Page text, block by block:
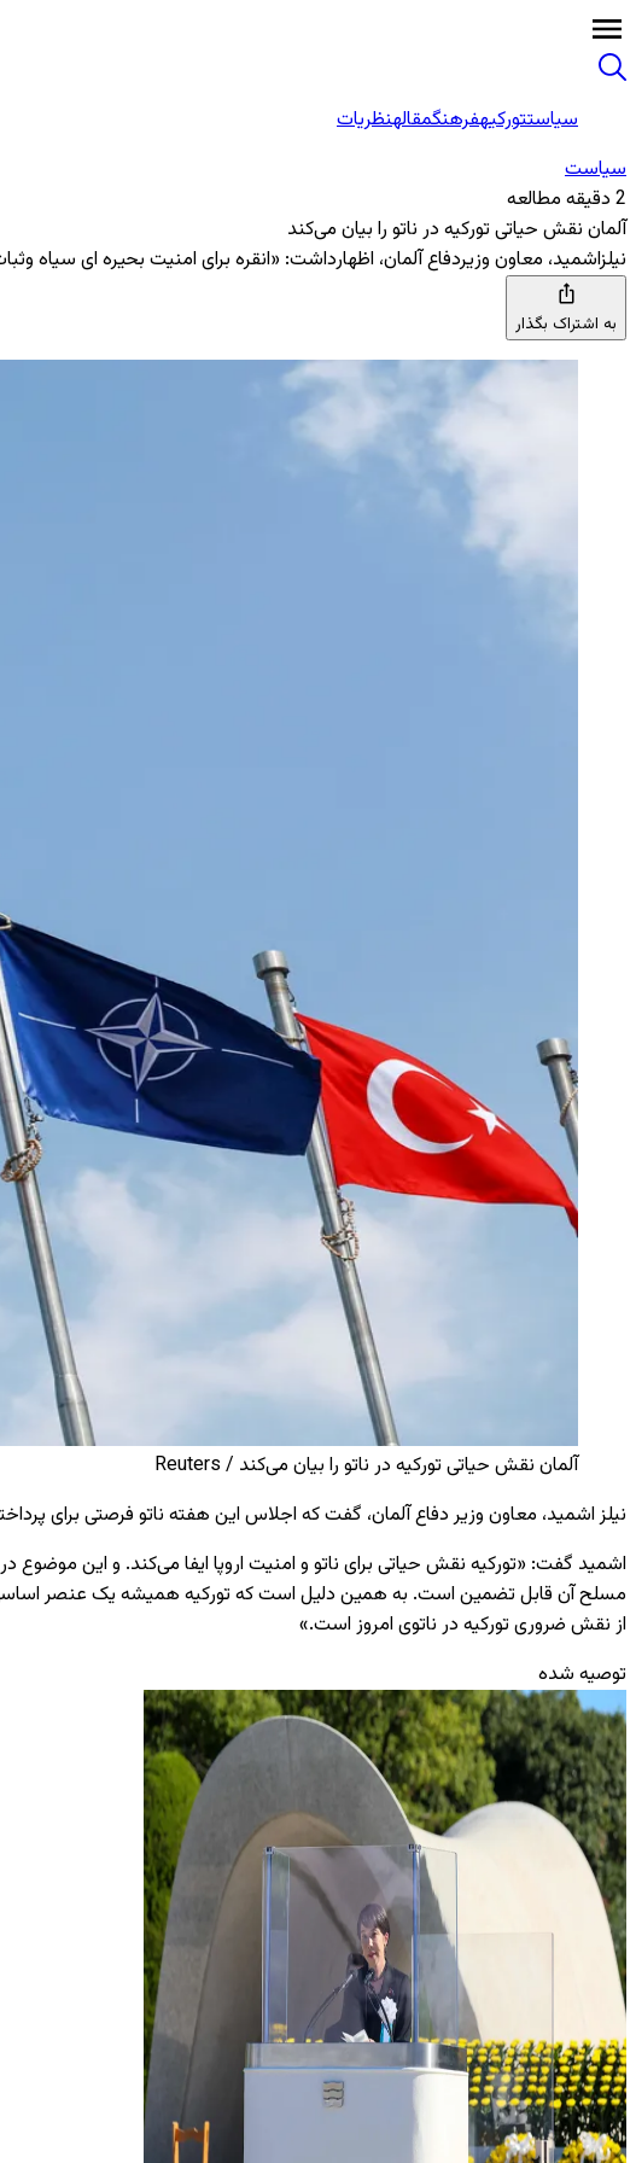
سیاستتورکیهفرهنگمقالهنظریات
سیاست
2 دقیقه مطالعه
آلمان نقش حیاتی تورکیه در ناتو را بیان می‌کند
نیلزاشمید، معاون وزیردفاع آلمان، اظهارداشت: «انقره برای امنیت بحیره ای سیاه
به اشتراک بگذار
آلمان نقش حیاتی تورکیه در ناتو را بیان می‌کند / Reuters
نیلز اشمید، معاون وزیر دفاع آلمان، گفت که اجلاس این هفته ناتو فرصتی برای
اشمید گفت: «تورکیه نقش حیاتی برای ناتو و امنیت اروپا ایفا می‌کند. و این
مسلح آن قابل تضمین است. به همین دلیل است که تورکیه همیشه یک عنصر اساسی
از نقش ضروری تورکیه در ناتوی امروز است.»
توصیه شده